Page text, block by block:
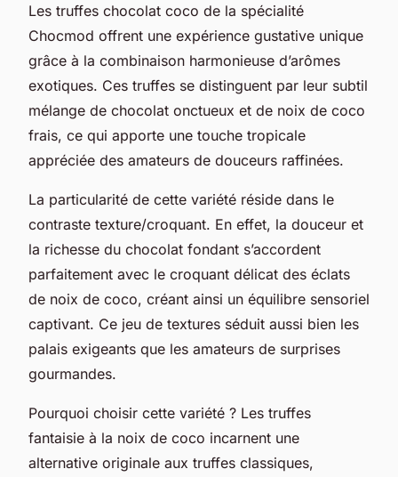
Les truffes chocolat coco de la spécialité
Chocmod offrent une expérience gustative unique
grâce à la combinaison harmonieuse d’arômes
exotiques. Ces truffes se distinguent par leur subtil
mélange de chocolat onctueux et de noix de coco
frais, ce qui apporte une touche tropicale
appréciée des amateurs de douceurs raffinées.
La particularité de cette variété réside dans le
contraste texture/croquant. En effet, la douceur et
la richesse du chocolat fondant s’accordent
parfaitement avec le croquant délicat des éclats
de noix de coco, créant ainsi un équilibre sensoriel
captivant. Ce jeu de textures séduit aussi bien les
palais exigeants que les amateurs de surprises
gourmandes.
Pourquoi choisir cette variété ? Les truffes
fantaisie à la noix de coco incarnent une
alternative originale aux truffes classiques,